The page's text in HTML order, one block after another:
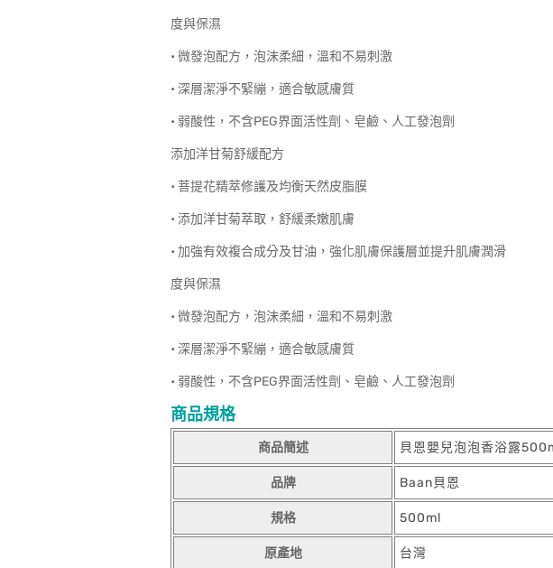
度與保濕
• 微發泡配方，泡沫柔細，溫和不易刺激
• 深層潔淨不緊繃，適合敏感膚質
• 弱酸性，不含PEG界面活性劑、皂鹼、人工發泡劑
添加洋甘菊舒緩配方
• 菩提花精萃修護及均衡天然皮脂膜
• 添加洋甘菊萃取，舒緩柔嫩肌膚
• 加強有效複合成分及甘油，強化肌膚保護層並提升肌膚潤滑
度與保濕
• 微發泡配方，泡沫柔細，溫和不易刺激
• 深層潔淨不緊繃，適合敏感膚質
• 弱酸性，不含PEG界面活性劑、皂鹼、人工發泡劑
商品規格
商品簡述 貝恩嬰兒泡泡香浴露
品牌 Baan貝恩
規格 500ml
原產地 台灣